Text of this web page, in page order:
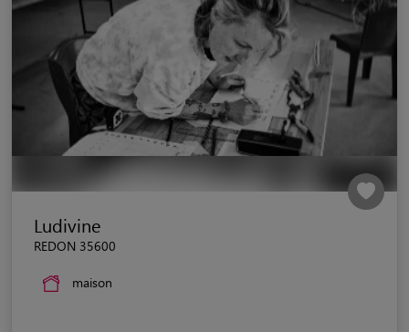
Ludivine
REDON 35600
maison